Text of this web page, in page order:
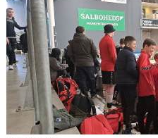
BILDGALLERI
DOKUMENT
KONTAKT